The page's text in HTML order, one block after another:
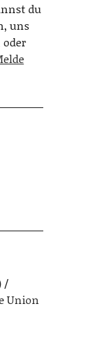
du
uns
oder
Union